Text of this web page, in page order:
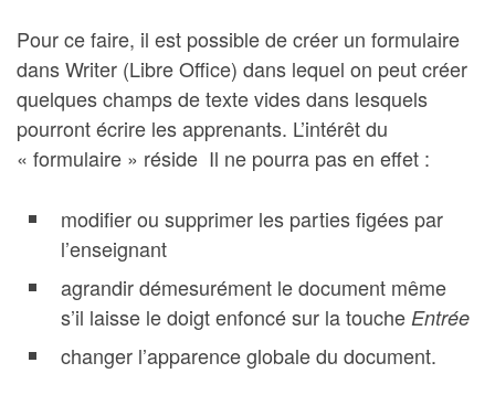
Pour ce faire, il est possible de créer un formulaire
dans Writer (Libre Office) dans lequel on peut créer
quelques champs de texte vides dans lesquels
pourront écrire les apprenants. L’intérêt du
« formulaire » réside Il ne pourra pas en effet :
modifier ou supprimer les parties figées par
l’enseignant
agrandir démesurément le document même
s’il laisse le doigt enfoncé sur la touche Entrée
changer l’apparence globale du document.